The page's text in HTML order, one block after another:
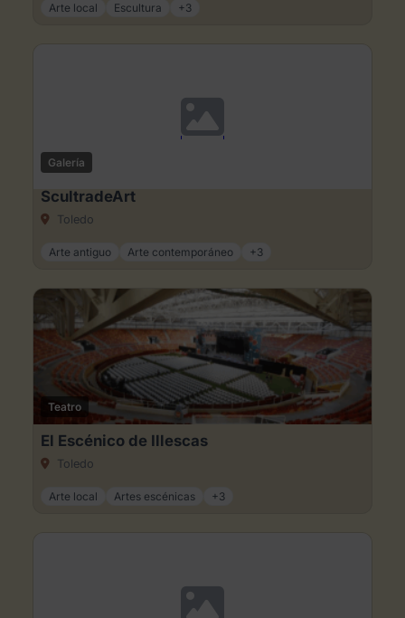
Arte local Escultura +3
Galería
ScultradeArt
Toledo
Arte antiguo Arte contemporáneo +3
Teatro
El Escénico de Illescas
Toledo
Arte local Artes escénicas +3